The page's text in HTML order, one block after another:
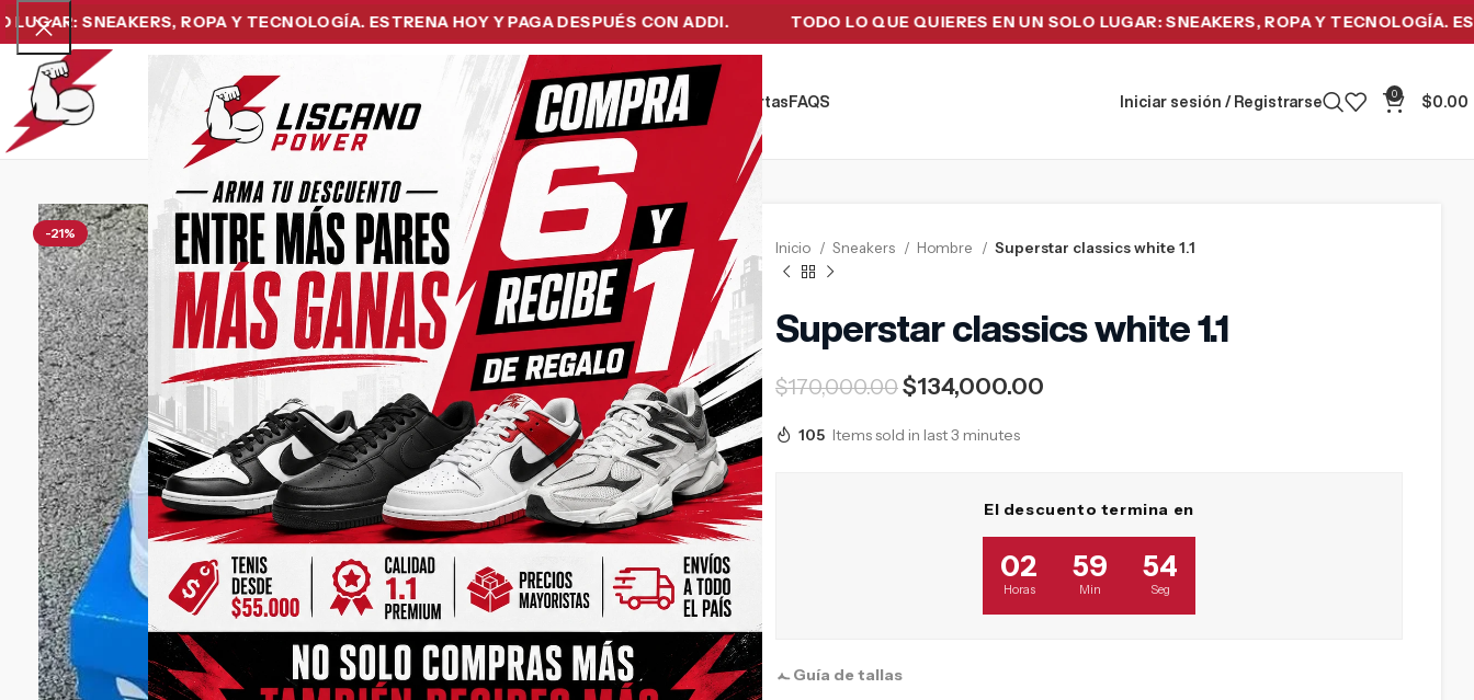
SNEAKERS, ROPA Y TECNOLOGÍA. ESTRENA HOY Y PAGA DESPUÉS CON ADDI. TODO LO QUE QUIERES EN UN SOLO LUGAR: SNEAKERS, ROPA Y TECNOLOGÍA.
Home SneakersTecnologíaRopa de Hombre Ofertas FAQ´S Iniciar sesión / Registrarse
0
$0.00
-21%
Inicio Sneakers Hombre Superstar classics white 1.1
Superstar classics white 1.1
$170,000.00$134,000.00
105 Items sold in last 3 minutes
El descuento termina en
02
Horas
59
Min
53
Seg
Guía de tallas